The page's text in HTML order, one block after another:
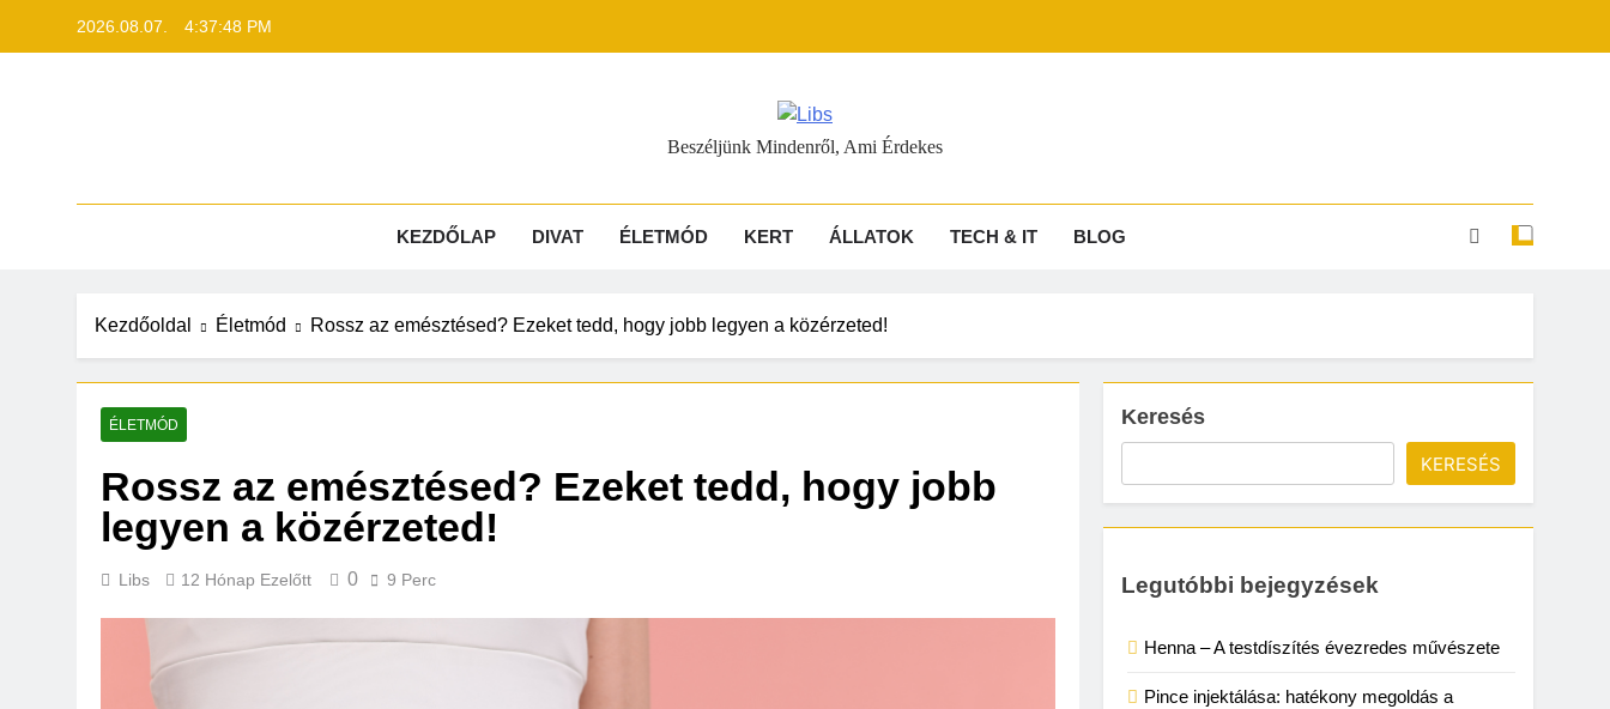
2026.08.07. 4:37:48 PM
Beszéljünk Mindenről, Ami Érdekes
KEZDŐLAP DIVAT ÉLETMÓD KERT ÁLLATOK TECH & IT BLOG
Kezdőoldal Életmód Rossz az emésztésed? Ezeket tedd, hogy jobb legyen a közérzeted!
ÉLETMÓD
Rossz az emésztésed? Ezeket tedd, hogy jobb
legyen a közérzeted!
Libs 12 Hónap Ezelőtt 0 9 Perc
Keresés
KERESÉS
Legutóbbi bejegyzések
Henna – A testdíszítés évezredes művészete
Pince injektálása: hatékony megoldás a